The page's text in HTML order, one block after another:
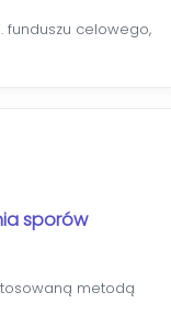
funduszu celowego,
sporów
metodą